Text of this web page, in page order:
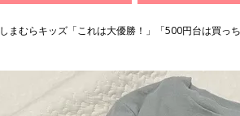
しまむらキッズ「これは大優勝！」「500円台は買っ